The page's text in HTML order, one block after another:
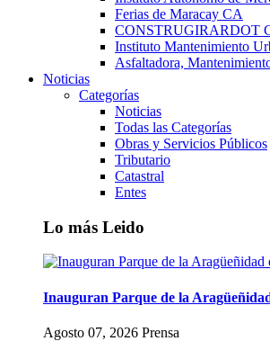
Ferias de Maracay CA
CONSTRUGIRARDOT
Instituto Mantenimiento
Asfaltadora,
Noticias
Categorías
Noticias
Todas las Categorías
Obras y Servicios Públicos
Tributario
Catastral
Entes
Lo más Leido
Inauguran Parque de la
Agosto 07, 2026 Prensa